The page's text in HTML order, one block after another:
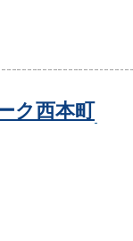
ク西本町